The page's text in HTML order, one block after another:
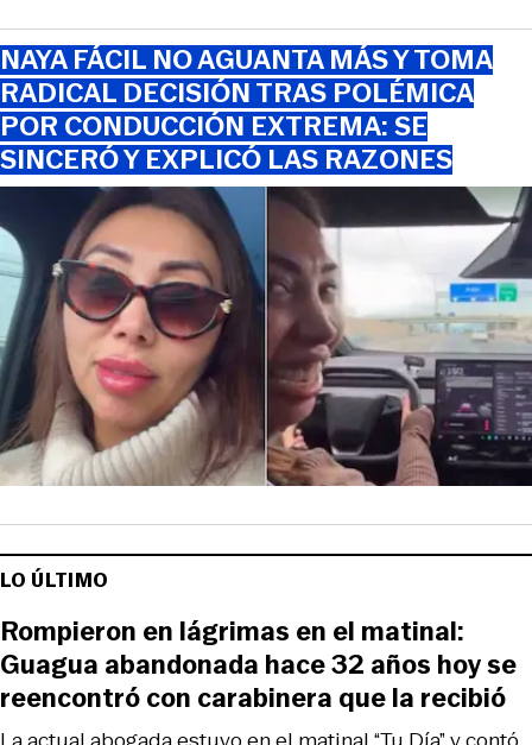
NAYA FÁCIL NO AGUANTA MÁS Y TOMA
RADICAL DECISIÓN TRAS POLÉMICA
POR CONDUCCIÓN EXTREMA: SE
SINCERÓ Y EXPLICÓ LAS RAZONES
LO ÚLTIMO
Rompieron en lágrimas en el matinal:
Guagua abandonada hace 32 años hoy se
reencontró con carabinera que la recibió